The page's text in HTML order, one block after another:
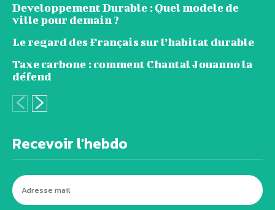
Developpement Durable : Quel modele de
ville pour demain ?
Le regard des Français sur l’habitat durable
Taxe carbone : comment Chantal Jouanno la
défend
Recevoir l'hebdo